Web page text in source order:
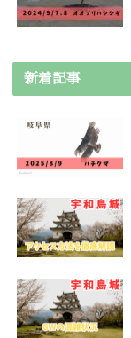
新着記事